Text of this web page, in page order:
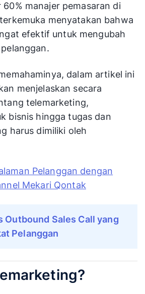
manajer pemasaran di
menyatakan bahwa
efektif untuk mengubah
dalam artikel ini
menjelaskan secara
telemarketing,
bisnis hingga tugas dan
harus dimiliki oleh
Outbound Sales Call yang
Pelanggan